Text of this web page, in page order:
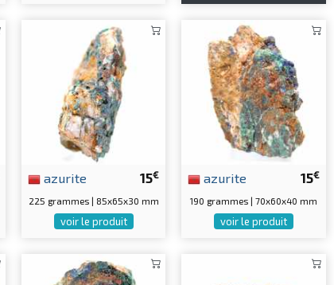
15€
azurite
225 grammes | 85x65x30 mm
voir le produit
15€
azurite
190 grammes | 70x60x40 mm
voir le produit